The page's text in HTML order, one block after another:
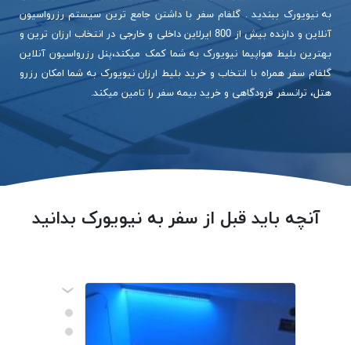
به نیویورک ببندید . گلفام سفر با داشتن جامع ترین سیستم رزرواسیون
آنلاین و دارنده بیش از 800 ایرلاین داخلی و خارجی در انتخاب ارزان ترین و
بهترین بلیط هواپیما نیویورک به شما کمک میکند،پنل رزرواسیون آنلاین
گلفام سفر همراه با انتخاب و خرید بلیط ارزان نیویورک به شما امکان رزرو
هتل، ترانسفر فرودگاهی و خرید بیمه سفر را تامین میکند.
آنچه باید قبل از سفر به نیویورک بدانید
‹